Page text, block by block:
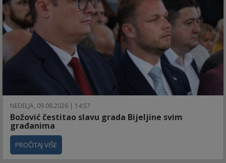
NEDELJA, 09.08.2026 | 14:57
Božović čestitao slavu grada Bijeljine svim
građanima
PROČITAJ VIŠE